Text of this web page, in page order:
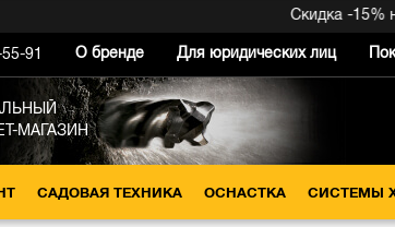
Скидка -15% на всё!
91 О бренде Для юридических лиц
МАГАЗИН
САДОВАЯ ТЕХНИКА ОСНАСТКА СИСТЕМЫ